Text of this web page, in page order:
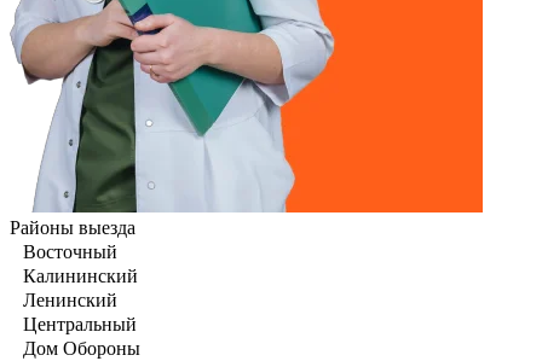
Районы выезда
Восточный
Калининский
Ленинский
Центральный
Дом Обороны